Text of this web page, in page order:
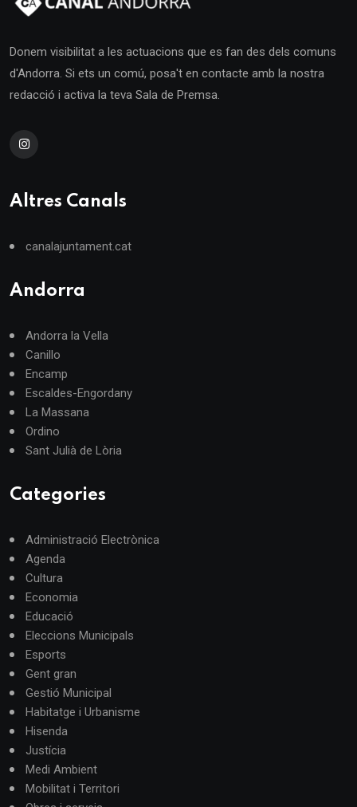
Donem visibilitat a les actuacions que es fan des dels comuns
d'Andorra. Si ets un comú, posa't en contacte amb la nostra
redacció i activa la teva Sala de Premsa.
Altres Canals
canalajuntament.cat
Andorra
Andorra la Vella
Canillo
Encamp
Escaldes-Engordany
La Massana
Ordino
Sant Julià de Lòria
Categories
Administració Electrònica
Agenda
Cultura
Economia
Educació
Eleccions Municipals
Esports
Gent gran
Gestió Municipal
Habitatge i Urbanisme
Hisenda
Justícia
Medi Ambient
Mobilitat i Territori